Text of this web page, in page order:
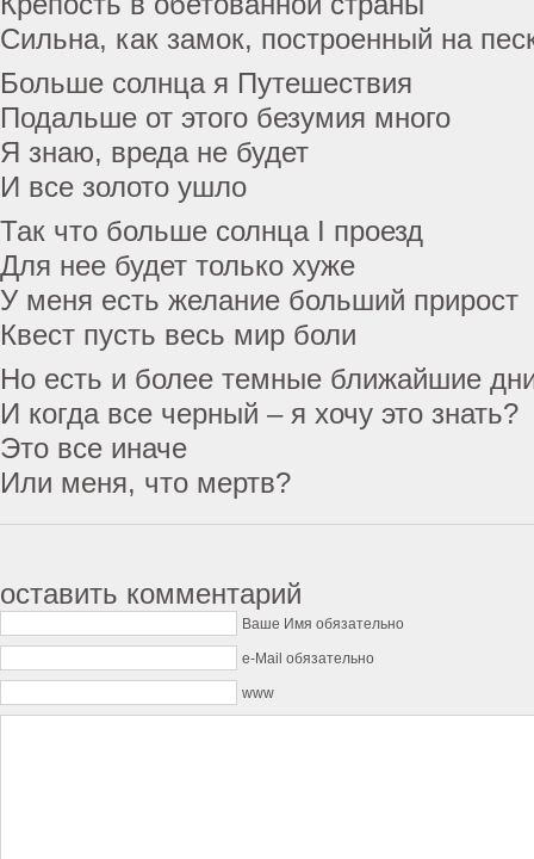
Сильна, как замок, построенный на
Больше солнца я Путешествия
Подальше от этого безумия много
Я знаю, вреда не будет
И все золото ушло
Так что больше солнца I проезд
Для нее будет только хуже
У меня есть желание больший прирост
Квест пусть весь мир боли
Но есть и более темные ближайшие
И когда все черный – я хочу это знать?
Это все иначе
Или меня, что мертв?
оставить комментарий
Ваше Имя обязательно
e-Mail обязательно
www